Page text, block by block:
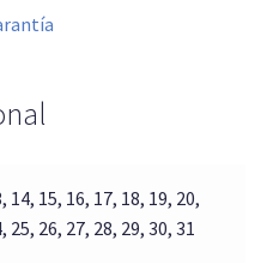
14, 15, 16, 17, 18, 19, 20,
25, 26, 27, 28, 29, 30, 31